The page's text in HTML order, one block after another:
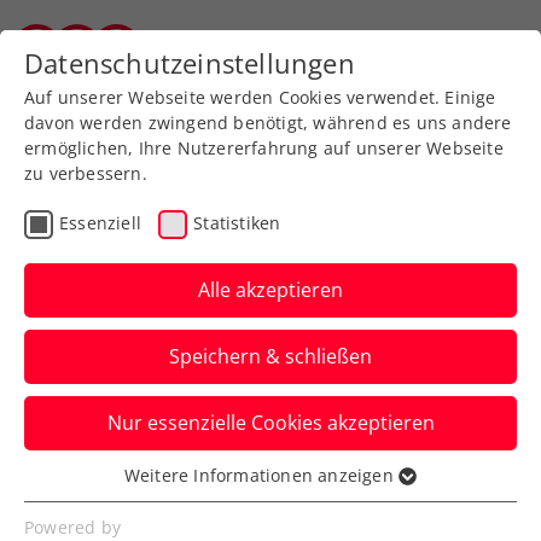
Zurück zur Newsübersicht
Turniere
ATP-Challenger Liberec:
Oberleitner einen Schritt
vor der Titelverteidigung
Das ÖTV-Ass steht in der größten und
wichtigsten Stadt Nordböhmens im
Doppelfinale.
Verfasst von: Manuel Wachta, 04.08.2023
Datenschutzeinstellungen
Auf unserer Webseite werden Cookies verwendet. Einige
davon werden zwingend benötigt, während es uns andere
ermöglichen, Ihre Nutzererfahrung auf unserer Webseite
zu verbessern.
Essenziell Statistiken
Alle akzeptieren
Speichern & schließen
Nur essenzielle Cookies akzeptieren
Essenziell
Essenzielle Cookies werden für grundlegende
Weitere Informationen anzeigen
Powered by